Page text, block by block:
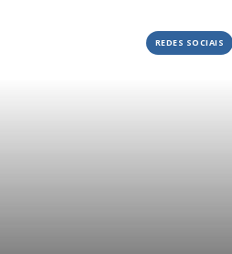
REDES SOCIAIS